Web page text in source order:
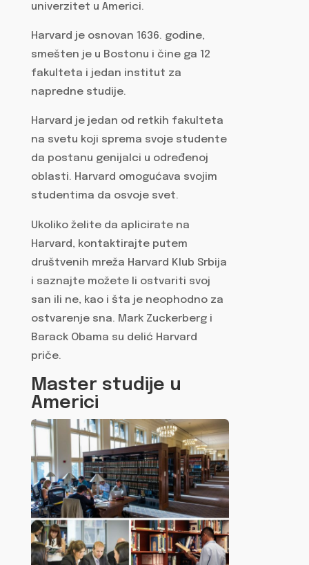
univerzitet u Americi.
Harvard je osnovan 1636. godine,
smešten je u Bostonu i čine ga 12
fakulteta i jedan institut za
napredne studije.
Harvard je jedan od retkih fakulteta
na svetu koji sprema svoje studente
da postanu genijalci u određenoj
oblasti. Harvard omogućava svojim
studentima da osvoje svet.
Ukoliko želite da aplicirate na
Harvard, kontaktirajte putem
društvenih mreža Harvard Klub Srbija
i saznajte možete li ostvariti svoj
san ili ne, kao i šta je neophodno za
ostvarenje sna. Mark Zuckerberg i
Barack Obama su delić Harvard
priče.
Master studije u
Americi